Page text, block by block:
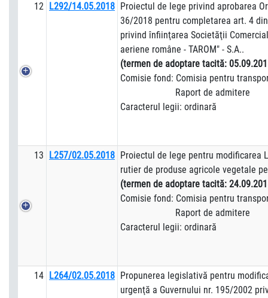
12 L292/14.05.2018 Proiectul de lege privind aprobarea
36/2018 pentru completarea art. 4
privind înfiinţarea Societăţii
aeriene române - TAROM" - S.A..
(termen de adoptare tacită:
Comisie fond: Comisia pentru
Raport de admitere
Caracterul legii: ordinară
13 L257/02.05.2018 Proiectul de lege pentru modificarea
rutier de produse agricole vegetale
(termen de adoptare tacită:
Comisie fond: Comisia pentru
Raport de admitere
Caracterul legii: ordinară
14 L264/02.05.2018 Propunerea legislativă pentru
urgenţă a Guvernului nr. 195/2002